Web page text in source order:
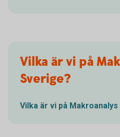
Vilka är vi på
Sverige?
Vilka är vi på Makroanalys